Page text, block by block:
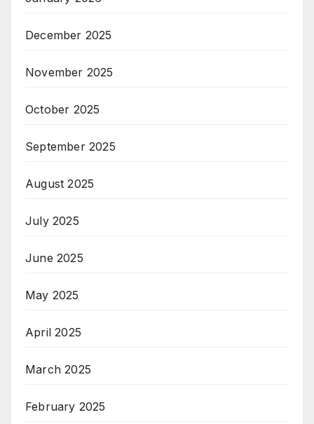
December 2025
November 2025
October 2025
September 2025
August 2025
July 2025
June 2025
May 2025
April 2025
March 2025
February 2025